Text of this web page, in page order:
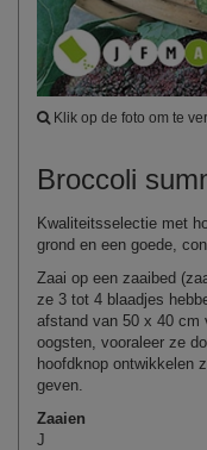
Klik op de foto om te
Broccoli
Kwaliteitsselectie met
grond en een goede,
Zaai op een zaaibed
ze 3 tot 4 blaadjes
afstand van 50 x 40 cm
oogsten, vooraleer ze
hoofdknop ontwikkelen
geven.
Zaaien
J